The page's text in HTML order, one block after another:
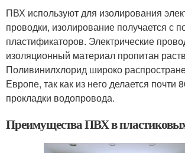
ПВХ используют для изолирования
проводки, изолирование получается с
пластификаторов. Электрические
изоляционный материал пропитан
Поливинилхлорид широко
Европе, так как из него делается почти
прокладки водопровода.
Преимущества ПВХ в